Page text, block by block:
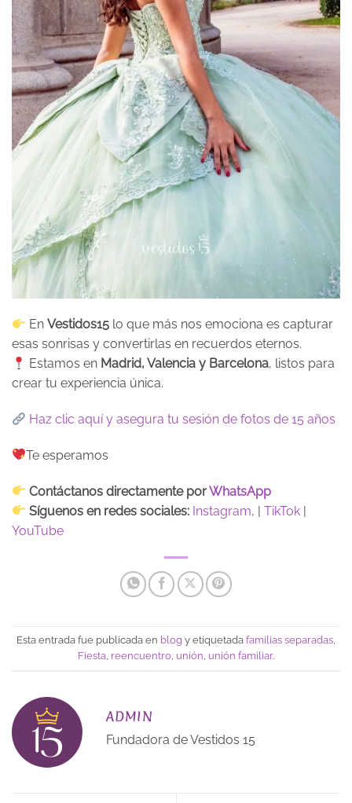
EnVestidos15 lo que más nos emociona es capturar
esas sonrisas y convertirlas en recuerdos eternos.
Estamos en Madrid, Valencia y Barcelona, listos para
crear tu experiencia única.
Haz clic aquí y asegura tu sesión de fotos de 15 años
Te esperamos
Contáctanos directamente porWhatsApp
Síguenos en redes sociales: Instagram, |TikTok |
YouTube
Esta entrada fue publicada en blog y etiquetada familias separadas
Fiesta reencuentro unión unión familiar.
ADMIN
Fundadora de Vestidos 15